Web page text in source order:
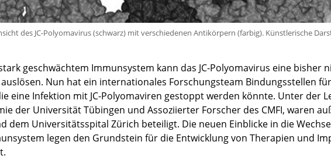
des JC-Polyomavirus (schwarz) mit verschiedenen Antikörpern (farbig). Künstlerische
geschwächtem Immunsystem kann das JC-Polyomavirus eine
Nun hat ein internationales Forschungsteam Bindungsstellen
eine Infektion mit JC-Polyomaviren gestoppt werden könnte. Unter der
der Universität Tübingen und Assoziierter Forscher des CMFI, waren
dem Universitätsspital Zürich beteiligt. Die neuen Einblicke in die
legen den Grundstein für die Entwicklung von Therapien und